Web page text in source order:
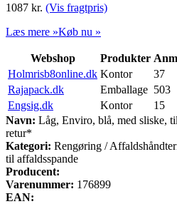
1087 kr. (Vis fragtpris)
Læs mere »Køb nu »
Webshop Produkter
Holmrisb8online.dk Kontor 37
Rajapack.dk
Emballage 503
Engsig.dk
Kontor 15
Navn: Låg, Enviro, blå, med sliske,
retur*
Kategori: Rengøring /
til affaldsspande
Producent:
Varenummer: 176899
EAN: